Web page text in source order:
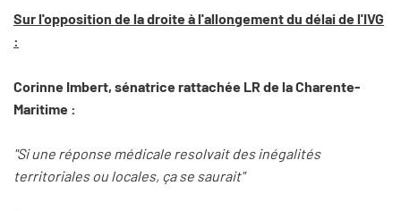
Sur l'opposition de la droite à l'allongement du délai de l'IVG
:
Corinne Imbert, sénatrice rattachée LR de la Charente-
Maritime :
"Si une réponse médicale resolvait des inégalités
territoriales ou locales, ça se saurait"